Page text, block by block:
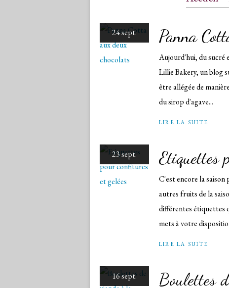
24 sept. Panna
Aujourd'hui, du sucré
Lillie Bakery, un blog
être allégée de
du sirop d'agave...
LIRE LA SUITE
23 sept. Etiquettes
C'est encore la
autres fruits de la
différentes étiquettes
mets à votre
LIRE LA SUITE
16 sept. Boulettes